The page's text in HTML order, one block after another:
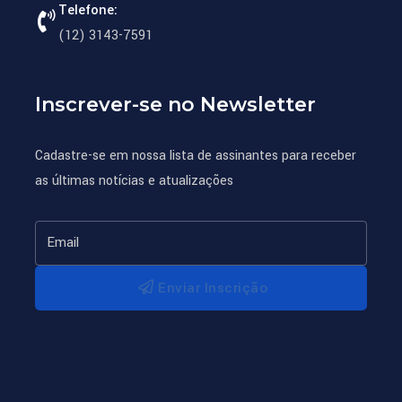
Telefone:
(12) 3143-7591
Inscrever-se no Newsletter
Cadastre-se em nossa lista de assinantes para receber
as últimas notícias e atualizações
Enviar Inscrição